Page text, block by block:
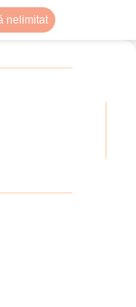
nelimitat